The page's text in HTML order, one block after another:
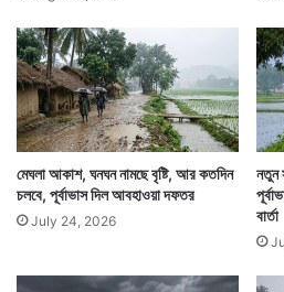
বৃষ্টি থেকে রক্ষা পাওয়ার জন্য
নিষেধ করেছে হাওয়া অফিস।
থেকে যায়। একদিনে ২৭ জনের
বাড়ির বাইরে থাকা বহু মানুষের বুক
মেঘলা আকাশ, ঘনঘন নামছে বৃষ্টি, আর কতদিন
চলবে, পূর্বাভাস দিল আবহাওয়া দফতর
July 24, 2026
নতুন
বার্তা